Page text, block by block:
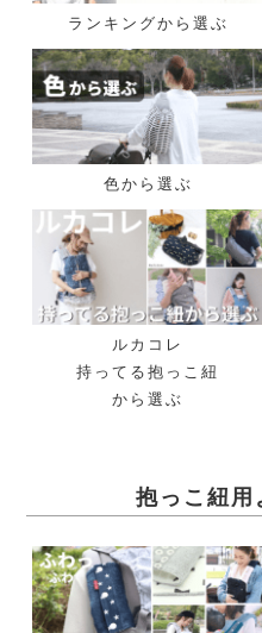
ランキングから選ぶ
色から選ぶ
ルカコレ
持ってる抱っこ紐
から選ぶ
抱っこ紐用